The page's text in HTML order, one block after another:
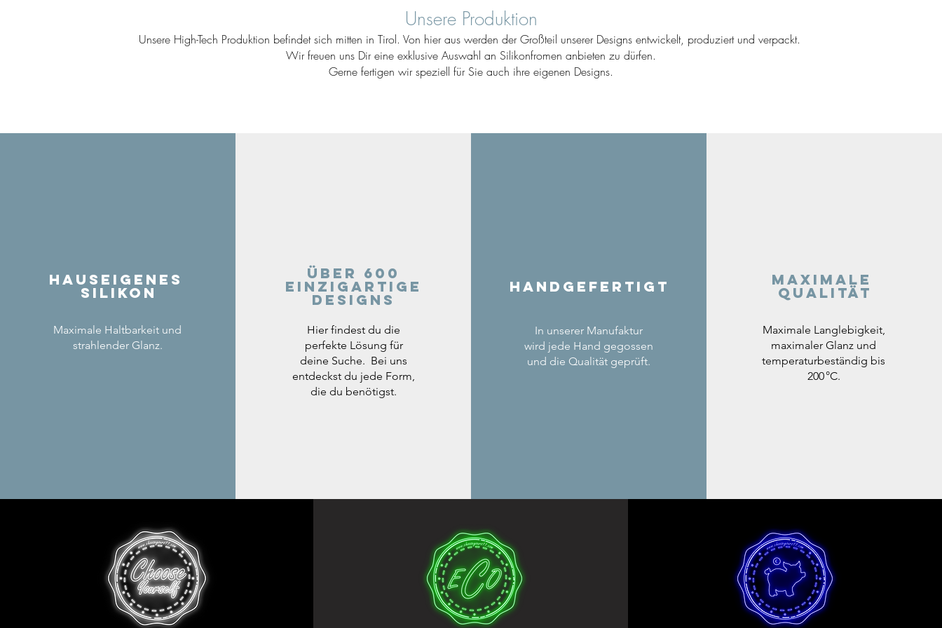
Unsere Produktion
Unsere High-Tech Produktion befindet sich mitten in Tirol. Von hier aus werden der Großteil unserer Designs entwickelt, produziert und verpackt.
Wir freuen uns Dir eine exklusive Auswahl an Silikonfromen anbieten zu dürfen.
Gerne fertigen wir speziell für Sie auch ihre eigenen Designs.
Hauseigenes
Silikon
Maximale Haltbarkeit und
strahlender Glanz.
Über 600
einzigartige
Designs
Hier findest du die
perfekte Lösung für
deine Suche. Bei uns
entdeckst du jede Form,
die du benötigst.
Handgefertigt
In unserer Manufaktur
wird jede Hand gegossen
und die Qualität geprüft.
Maximale
Qualität
Maximale Langlebigkeit,
maximaler Glanz und
temperaturbeständig bis
200 °C.